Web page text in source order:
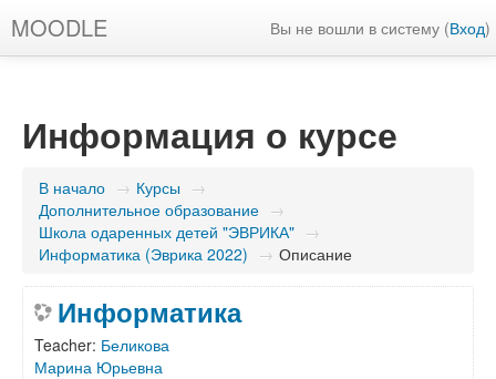
MOODLE Вы не вошли в систему (Вход)
Информация о курсе
В начало → Курсы →
Дополнительное образование →
Школа одаренных детей "ЭВРИКА" →
Информатика (Эврика 2022) → Описание
Информатика
Teacher: Беликова
Марина Юрьевна